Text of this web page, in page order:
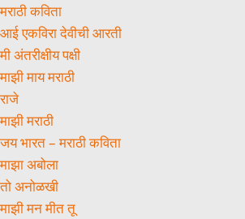
मराठी कविता
आई एकविरा देवीची आरती
मी अंतरीक्षीय पक्षी
माझी माय मराठी
राजे
माझी मराठी
जय भारत – मराठी कविता
माझा अबोला
तो अनोळखी
माझी मन मीत तू